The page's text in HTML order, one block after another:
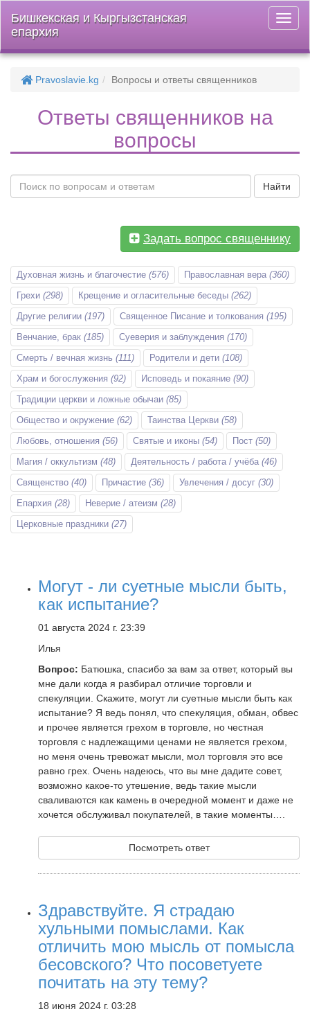
меню
Бишкекская и Кыргызстанская
епархия
Pravoslavie.kg Вопросы и ответы священников
Ответы священников на
вопросы
Найти
Задать вопрос священнику
Духовная жизнь и благочестие (576) Православная вера (360)
Грехи (298) Крещение и огласительные беседы (262)
Другие религии (197) Священное Писание и толкования (195)
Венчание, брак (185) Суеверия и заблуждения (170)
Смерть / вечная жизнь (111) Родители и дети (108)
Храм и богослужения (92) Исповедь и покаяние (90)
Традиции церкви и ложные обычаи (85)
Общество и окружение (62) Таинства Церкви (58)
Любовь, отношения (56) Святые и иконы (54) Пост (50)
Магия / оккультизм (48) Деятельность / работа / учёба (46)
Священство (40) Причастие (36) Увлечения / досуг (30)
Епархия (28) Неверие / атеизм (28)
Церковные праздники (27)
Могут - ли суетные мысли быть,
как испытание?
01 августа 2024 г. 23:39
Илья
Вопрос: Батюшка, спасибо за вам за ответ, который вы
мне дали когда я разбирал отличие торговли и
спекуляции. Скажите, могут ли суетные мысли быть как
испытание? Я ведь понял, что спекуляция, обман, обвес
и прочее является грехом в торговле, но честная
торговля с надлежащими ценами не является грехом,
но меня очень тревожат мысли, мол торговля это все
равно грех. Очень надеюсь, что вы мне дадите совет,
возможно какое-то утешение, ведь такие мысли
сваливаются как камень в очередной момент и даже не
хочется обслуживал покупателей, в такие моменты….
Посмотреть ответ
Здравствуйте. Я страдаю
хульными помыслами. Как
отличить мою мысль от помысла
бесовского? Что посоветуете
почитать на эту тему?
18 июня 2024 г. 03:28